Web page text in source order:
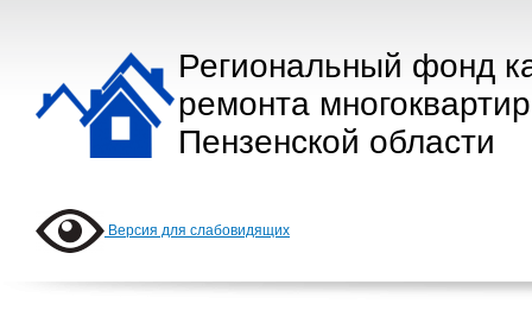
Региональный фонд
ремонта
Пензенской области
Версия для слабовидящих